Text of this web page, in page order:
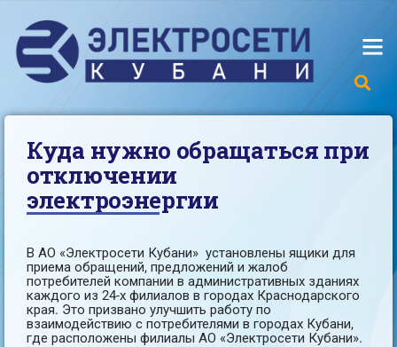
Куда нужно обращаться при
отключении
электроэнергии
В АО «Электросети Кубани» установлены ящики для
приема обращений, предложений и жалоб
потребителей компании в административных зданиях
каждого из 24-х филиалов в городах Краснодарского
края. Это призвано улучшить работу по
взаимодействию с потребителями в городах Кубани,
где расположены филиалы АО «Электросети Кубани».